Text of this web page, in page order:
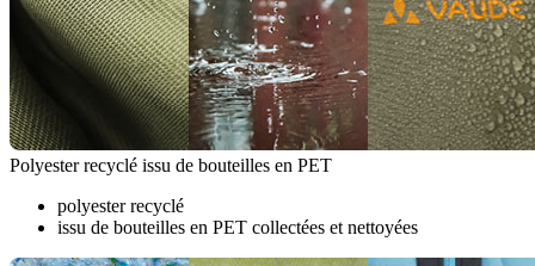
Polyester recyclé issu de bouteilles en PET
polyester recyclé
issu de bouteilles en PET collectées et nettoyées